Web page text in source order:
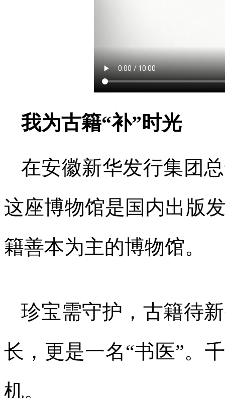
我为古籍“补”时光
在安徽新华发行集团
这座博物馆是国内出版
籍善本为主的博物馆。
珍宝需守护，古籍待
长，更是一名“书医”。
机。